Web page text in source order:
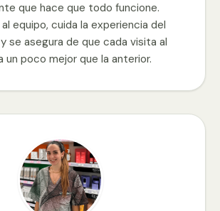
que hace que todo funcione.
equipo, cuida la experiencia del
se asegura de que cada visita al
un poco mejor que la anterior.